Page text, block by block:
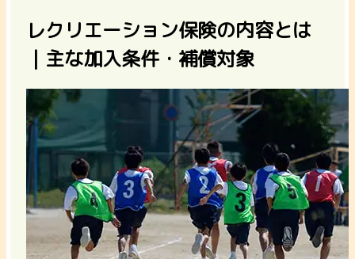
レクリエーション保険の内容とは
｜主な加入条件・補償対象